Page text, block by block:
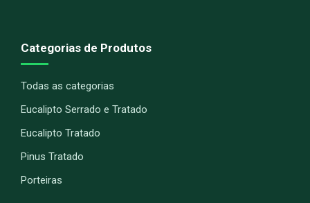
Categorias de Produtos
Todas as categorias
Eucalipto Serrado e Tratado
Eucalipto Tratado
Pinus Tratado
Porteiras